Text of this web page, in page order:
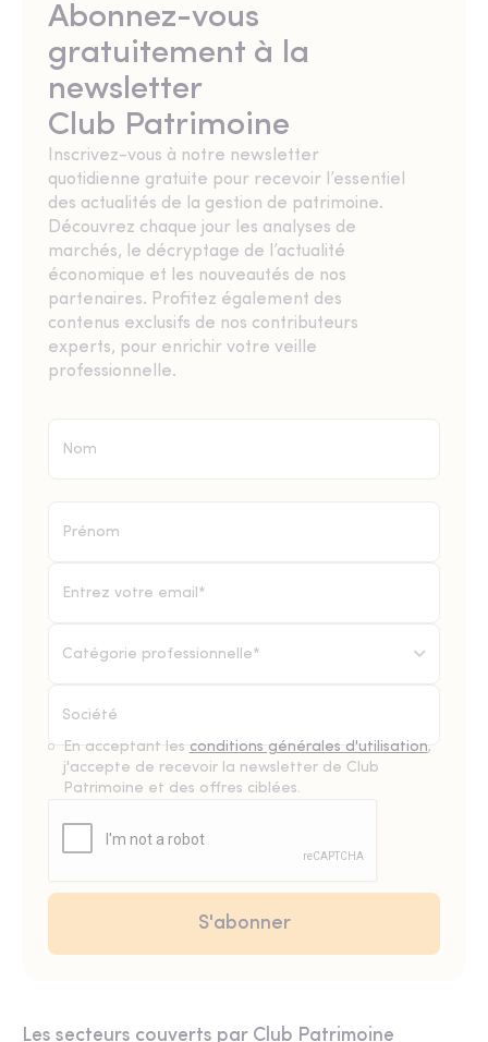
Abonnez-vous
gratuitement à la
newsletter
Club Patrimoine
Inscrivez-vous à notre newsletter
quotidienne gratuite pour recevoir l’essentiel
des actualités de la gestion de patrimoine.
Découvrez chaque jour les analyses de
marchés, le décryptage de l’actualité
économique et les nouveautés de nos
partenaires. Profitez également des
contenus exclusifs de nos contributeurs
experts, pour enrichir votre veille
professionnelle.
Catégorie professionnelle*
En acceptant les conditions générales d'utilisation,
j'accepte de recevoir la newsletter de Club
Patrimoine et des offres ciblées.
Les secteurs couverts par Club Patrimoine